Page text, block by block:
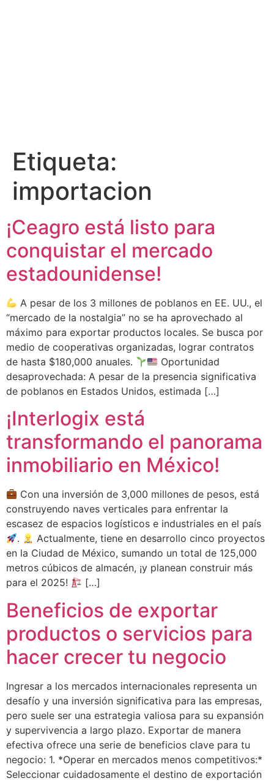
Etiqueta:
importacion
¡Ceagro está listo para
conquistar el mercado
estadounidense!
A pesar de los 3 millones de poblanos en EE. UU., el
“mercado de la nostalgia” no se ha aprovechado al
máximo para exportar productos locales. Se busca por
medio de cooperativas organizadas, lograr contratos
de hasta $180,000 anuales.
Oportunidad
desaprovechada: A pesar de la presencia significativa
de poblanos en Estados Unidos, estimada […]
¡Interlogix está
transformando el panorama
inmobiliario en México!
Con una inversión de 3,000 millones de pesos, está
construyendo naves verticales para enfrentar la
escasez de espacios logísticos e industriales en el país
.
Actualmente, tiene en desarrollo cinco proyectos
en la Ciudad de México, sumando un total de 125,000
metros cúbicos de almacén, ¡y planean construir más
para el 2025!
[…]
Beneficios de exportar
productos o servicios para
hacer crecer tu negocio
Ingresar a los mercados internacionales representa un
desafío y una inversión significativa para las empresas,
pero suele ser una estrategia valiosa para su expansión
y supervivencia a largo plazo. Exportar de manera
efectiva ofrece una serie de beneficios clave para tu
negocio: 1. *Operar en mercados menos competitivos:*
Seleccionar cuidadosamente el destino de exportación